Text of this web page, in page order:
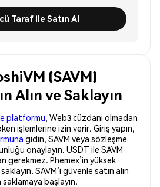
Taraf ile Satın Al
(SAVM)
Alın ve Saklayın
platformu, Web3 cüzdanı olmadan
işlemlerine izin verir. Giriş yapın,
gidin, SAVM veya sözleşme
onaylayın. USDT ile SAVM
gerekmez. Phemex’in yüksek
SAVM’i güvenle satın alın
başlayın.